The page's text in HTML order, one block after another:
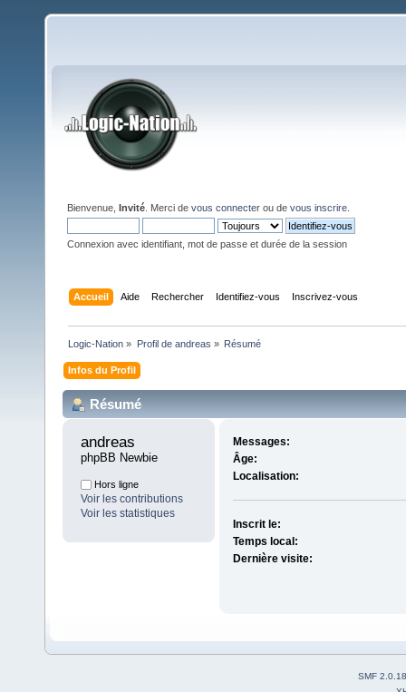
Bienvenue, Invité . Merci de vous connecter ou de vous inscrire
Connexion avec identifiant, mot de passe et durée de la session
Accueil Aide Rechercher Identifiez-vous Inscrivez-vous
Logic-Nation » Profil de andreas » Résumé
Infos du Profil
Résumé
andreas
phpBB Newbie
Hors ligne
Voir les contributions
Voir les statistiques
Messages:
Âge:
Localisation:
Inscrit le:
Temps local:
Dernière visite:
SMF 2.0.18